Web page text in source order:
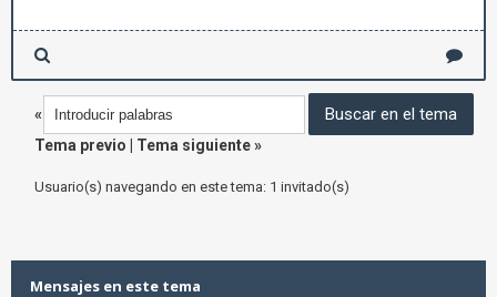
«
Tema previo
Tema siguiente»
Usuario(s) navegando en este tema: 1 invitado(s)
Mensajes en este tema